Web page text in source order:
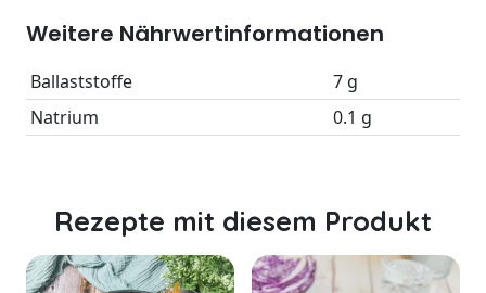
Weitere Nährwertinformationen
Ballaststoffe
7 g
Natrium
0.1 g
Rezepte mit diesem Produkt